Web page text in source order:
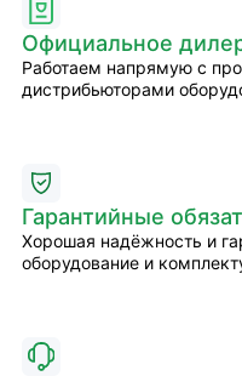
Официальное
Работаем напрямую с
дистрибьюторами
Гарантийные
Хорошая надёжность и
оборудование и